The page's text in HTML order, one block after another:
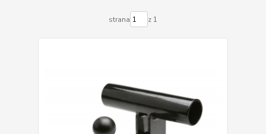
strana z 1